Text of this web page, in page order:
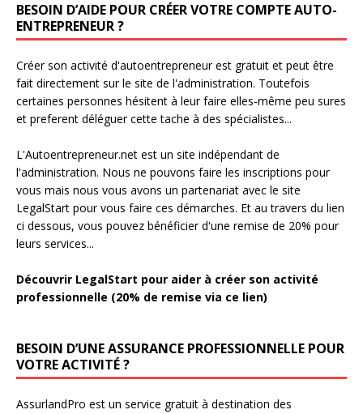
BESOIN D’AIDE POUR CRÉER VOTRE COMPTE AUTO-
ENTREPRENEUR ?
Créer son activité d'autoentrepreneur est gratuit et peut être
fait directement sur le site de l'administration. Toutefois
certaines personnes hésitent à leur faire elles-même peu sures
et preferent déléguer cette tache à des spécialistes...
L'Autoentrepreneur.net est un site indépendant de
l'administration. Nous ne pouvons faire les inscriptions pour
vous mais nous vous avons un partenariat avec le site
LegalStart pour vous faire ces démarches. Et au travers du lien
ci dessous, vous pouvez bénéficier d'une remise de 20% pour
leurs services...
Découvrir LegalStart pour aider à créer son activité
professionnelle (20% de remise via ce lien)
BESOIN D’UNE ASSURANCE PROFESSIONNELLE POUR
VOTRE ACTIVITÉ ?
AssurlandPro est un service gratuit à destination des